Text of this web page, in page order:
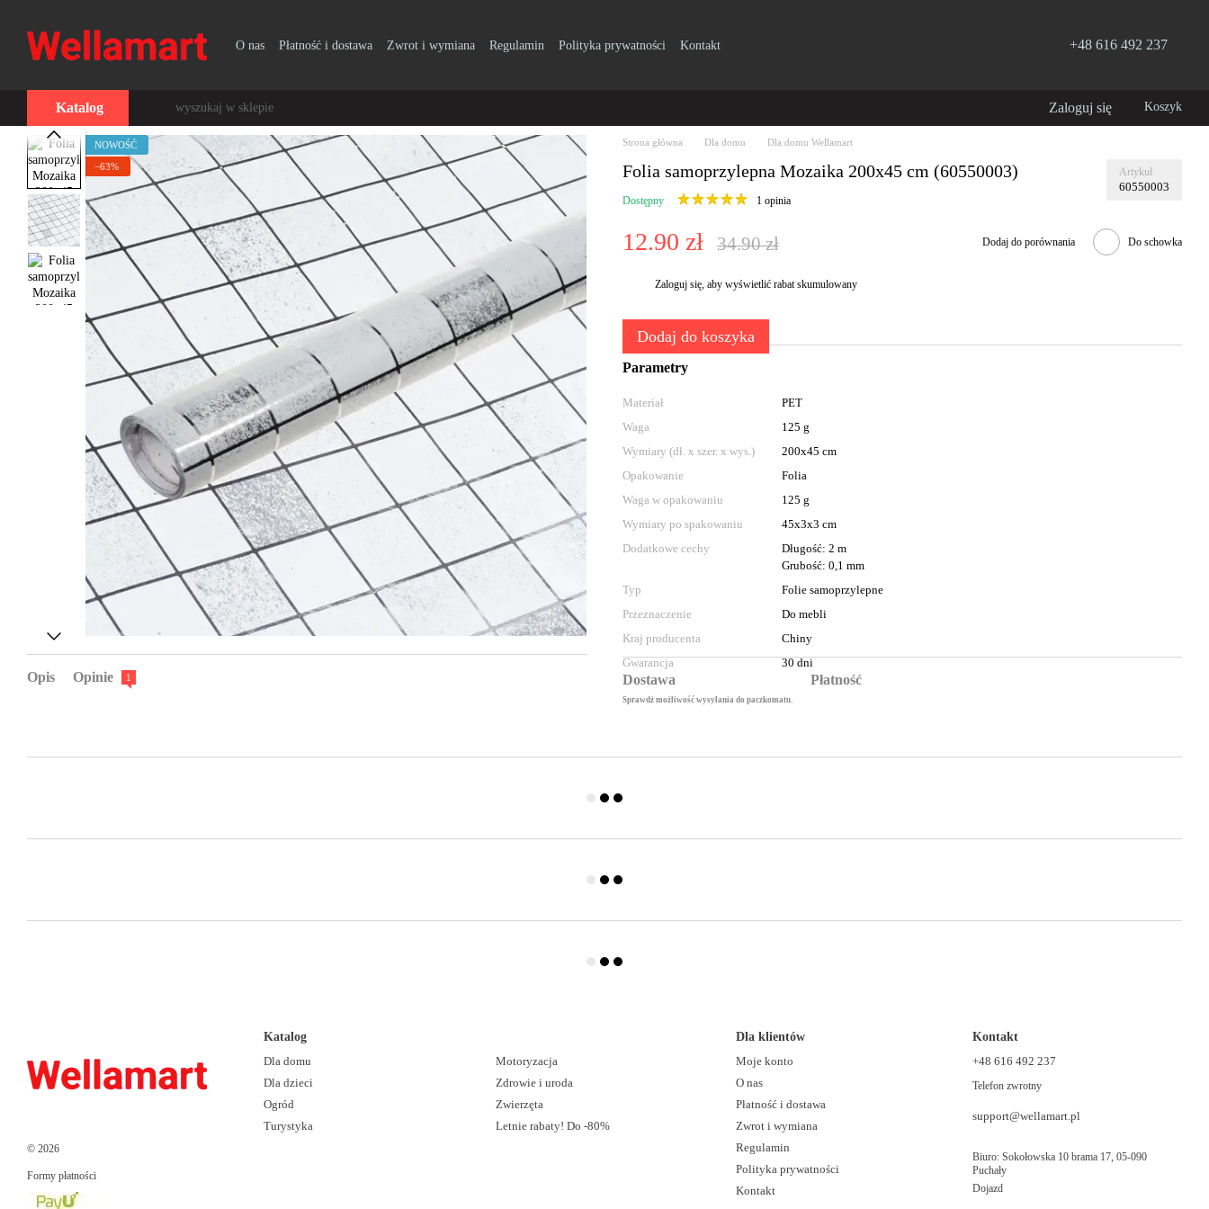
O nas Płatność i dostawa Zwrot i wymiana Regulamin Polityka prywatności Kontakt +48 616 492 237
Katalog Zaloguj się Koszyk
NOWOŚĆ
−63%
Opis Opinie 1
Strona główna Dla domu Dla domu Wellamart
Folia samoprzylepna Mozaika 200x45 cm (60550003) Artykuł
60550003
Dostępny 1 opinia
12.90 zł 34.90 zł Dodaj do porównania Do schowka
Zaloguj się , aby wyświetlić rabat skumulowany
Dodaj do koszyka
Parametry
Materiał
PET
Waga
125 g
Wymiary (dł. x szer. x wys.)
200x45 cm
Opakowanie
Folia
Waga w opakowaniu
125 g
Wymiary po spakowaniu
45x3x3 cm
Dodatkowe cechy
Długość: 2 m
Grubość: 0,1 mm
Typ
Folie samoprzylepne
Przeznaczenie
Do mebli
Kraj producenta
Chiny
Gwarancja
30 dni
Dostawa
Sprawdż możliwość wysyłania do paczkomatu.
Płatność
© 2026
Formy płatności
Katalog
Dla domu
Dla dzieci
Ogród
Turystyka
Motoryzacja
Zdrowie i uroda
Zwierzęta
Letnie rabaty! Do -80%
Dla klientów
Moje konto
O nas
Płatność i dostawa
Zwrot i wymiana
Regulamin
Polityka prywatności
Kontakt
Kontakt
+48 616 492 237
Telefon zwrotny
support@wellamart.pl
Biuro: Sokołowska 10 brama 17, 05-090
Puchały
Dojazd